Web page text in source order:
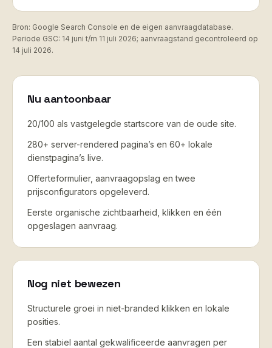
Bron: Google Search Console en de eigen aanvraagdatabase.
Periode GSC: 14 juni t/m 11 juli 2026; aanvraagstand gecontroleerd op
14 juli 2026.
Nu aantoonbaar
20/100 als vastgelegde startscore van de oude site.
280+ server-rendered pagina’s en 60+ lokale
dienstpagina’s live.
Offerteformulier, aanvraagopslag en twee
prijsconfigurators opgeleverd.
Eerste organische zichtbaarheid, klikken en één
opgeslagen aanvraag.
Nog niet bewezen
Structurele groei in niet-branded klikken en lokale
posities.
Een stabiel aantal gekwalificeerde aanvragen per